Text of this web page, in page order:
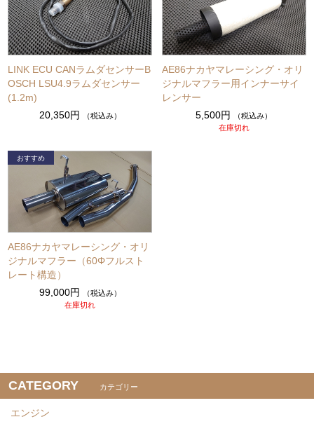
LINK ECU CANラムダセンサーB
OSCH LSU4.9ラムダセンサー
(1.2m)
20,350円
（税込み）
AE86ナカヤマレーシング・オリ
ジナルマフラー用インナーサイ
レンサー
5,500円
（税込み）
在庫切れ
AE86ナカヤマレーシング・オリ
ジナルマフラー（60Φフルスト
レート構造）
99,000円
（税込み）
在庫切れ
CATEGORY カテゴリー
エンジン